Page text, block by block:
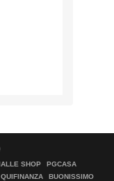
SHOP
PGCASA
QUIFINANZA
BUONISSIMO